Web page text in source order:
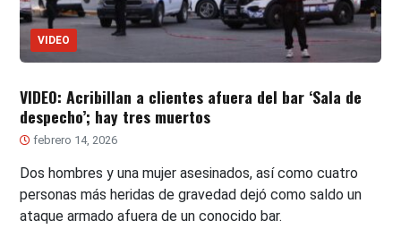
VIDEO
VIDEO: Acribillan a clientes afuera del bar ‘Sala de
despecho’; hay tres muertos
febrero 14, 2026
Dos hombres y una mujer asesinados, así como cuatro
personas más heridas de gravedad dejó como saldo un
ataque armado afuera de un conocido bar.